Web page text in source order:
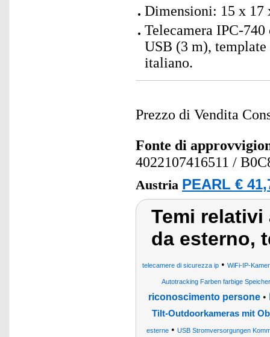
Dimensioni: 15 x 17
Telecamera IPC-
USB (3 m),
italiano.
Prezzo di Vendita
Fonte di
4022107416511 /
Austria PEARL €
Temi relativi
da esterno,
telecamere di sicurezza ip • WiFi-IP-
Autotracking Farben farbige
riconoscimento persone•
Tilt-Outdoorkameras mit
esterne • USB Stromversorgungen